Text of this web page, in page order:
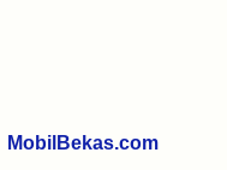
MobilBekas.com